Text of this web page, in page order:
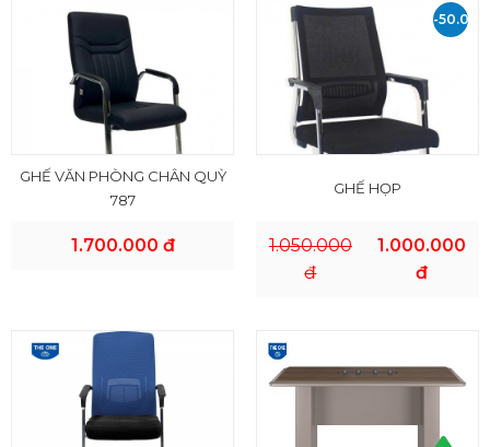
GHẾ VĂN PHÒNG CHÂN QUỲ
787
1.700.000 đ
-50.000
GHẾ HỌP
1.050.000
đ
1.000.000
đ